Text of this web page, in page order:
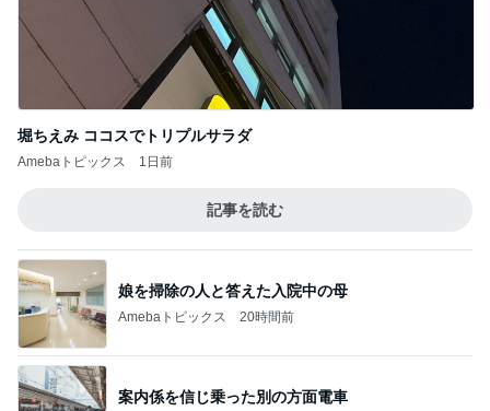
堀ちえみ ココスでトリプルサラダ
Amebaトピックス 1日前
記事を読む
娘を掃除の人と答えた入院中の母
Amebaトピックス 20時間前
案内係を信じ乗った別の方面電車